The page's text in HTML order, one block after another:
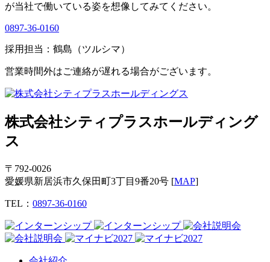
が当社で働いている姿を想像してみてください。
0897-36-0160
採用担当：鶴島（ツルシマ）
営業時間外はご連絡が遅れる場合がございます。
株式会社シティプラスホールディング
ス
〒792‐0026
愛媛県新居浜市久保田町3丁目9番20号 [MAP]
TEL： 0897-36-0160